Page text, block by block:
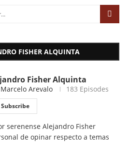
FISHER ALQUINTA
Fisher Alquinta
Marcelo Arevalo 183 Episodes
Subscribe
serenense Alejandro Fisher
de opinar respecto a temas